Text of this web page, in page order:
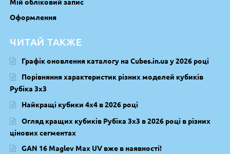
Оформлення
ЧИТАЙ ТАКЖЕ
Графік оновлення каталогу на Cubes.in.ua у 2026 році
Порівняння характеристик різних моделей кубиків
Рубіка 3х3
Найкращі кубики 4х4 в 2026 році
Огляд кращих кубиків Рубіка 3х3 в 2026 році в різних
цінових сегментах
GAN 16 Maglev Max UV вже в наявності!